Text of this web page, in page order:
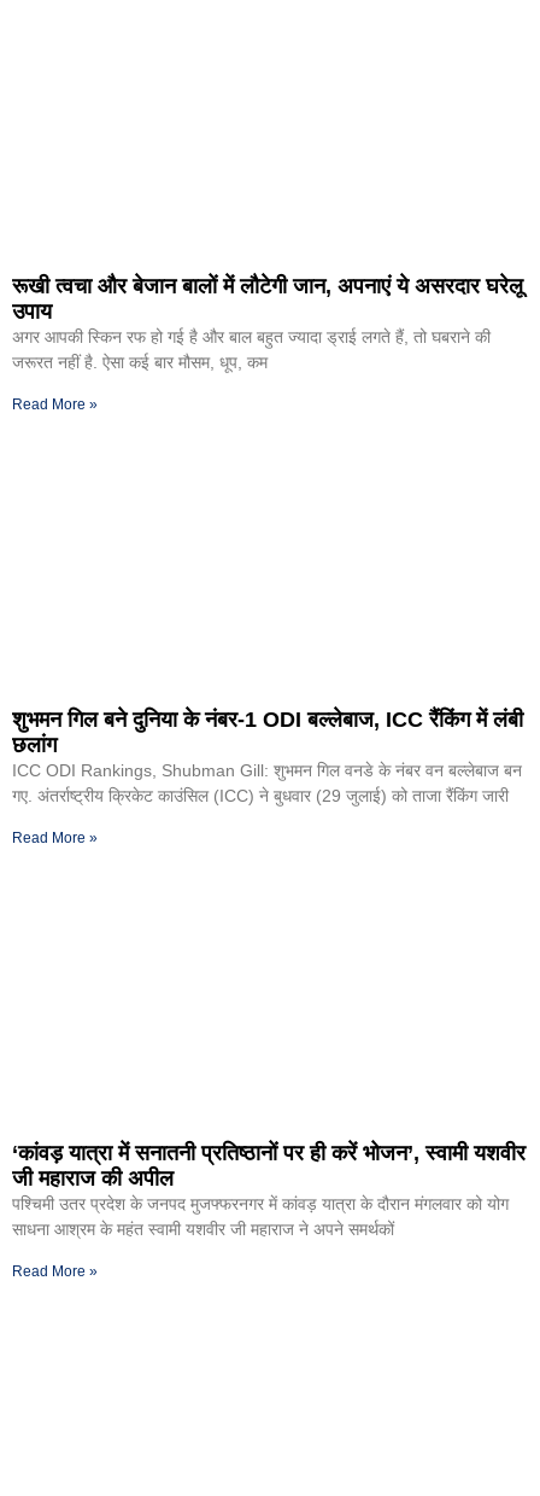
रूखी त्वचा और बेजान बालों में लौटेगी जान, अपनाएं ये असरदार घरेलू
उपाय
अगर आपकी स्किन रफ हो गई है और बाल बहुत ज्यादा ड्राई लगते हैं, तो घबराने की
जरूरत नहीं है. ऐसा कई बार मौसम, धूप, कम
Read More »
शुभमन गिल बने दुनिया के नंबर-1 ODI बल्लेबाज, ICC रैंकिंग में लंबी
छलांग
ICC ODI Rankings, Shubman Gill: शुभमन गिल वनडे के नंबर वन बल्लेबाज बन
गए. अंतर्राष्ट्रीय क्रिकेट काउंसिल (ICC) ने बुधवार (29 जुलाई) को ताजा रैंकिंग जारी
Read More »
‘कांवड़ यात्रा में सनातनी प्रतिष्ठानों पर ही करें भोजन’, स्वामी यशवीर
जी महाराज की अपील
पश्चिमी उतर प्रदेश के जनपद मुजफ्फरनगर में कांवड़ यात्रा के दौरान मंगलवार को योग
साधना आश्रम के महंत स्वामी यशवीर जी महाराज ने अपने समर्थकों
Read More »